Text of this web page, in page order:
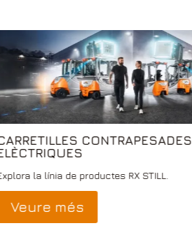
CONTRAPESADES
la línia de productes RX STILL.
Veure més